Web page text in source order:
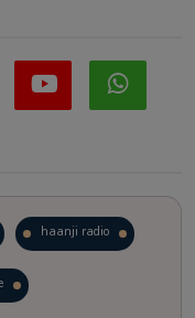
haanji radio